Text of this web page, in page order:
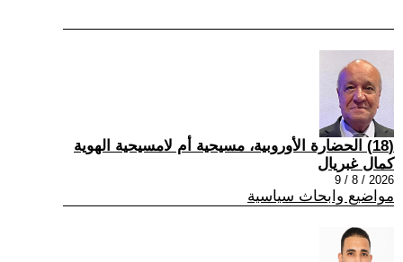
(18) الحضارة الأوروبية، مسيحية أم لامسيحية الهوية
كمال غبريال
2026 / 8 / 9
مواضيع وابحاث سياسية